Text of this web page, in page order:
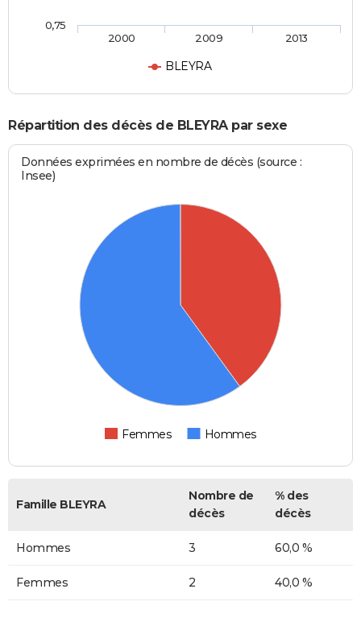
BLEYRA
2000 2009 2013
0,75
Répartition des décès de BLEYRA par sexe
Données exprimées en nombre de décès (source :
Insee)
Femmes Hommes
Famille BLEYRA
Nombre de
décès
% des
décès
Hommes 3 60,0 %
Femmes 2 40,0 %